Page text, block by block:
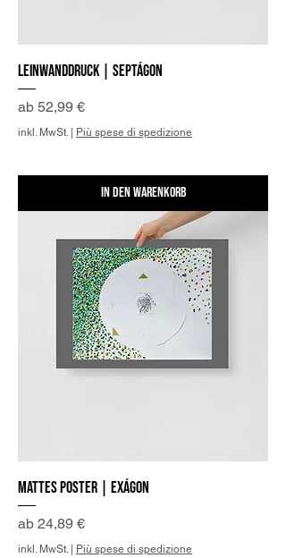
Leinwanddruck | Septágon
ab 52,99 €
Sale-Preis
inkl. MwSt.| Più spese di spedizione
In den Warenkorb
Mattes Poster | Exágon
ab 24,89 €
Sale-Preis
inkl. MwSt. | Più spese di spedizione